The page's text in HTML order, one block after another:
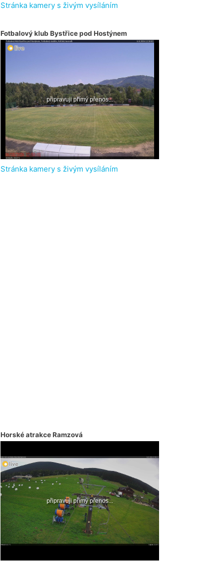
Stránka kamery s živým vysíláním
Fotbalový klub Bystřice pod Hostýnem
Stránka kamery s živým vysíláním
Horské atrakce Ramzová